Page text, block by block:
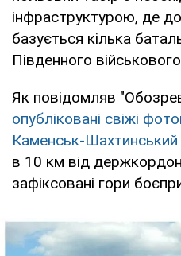
інфраструктурою, де
базується кілька
Південного
Як повідомляв
опубліковані свіжі
Каменськ-Шахтинський
в 10 км від
зафіксовані гори